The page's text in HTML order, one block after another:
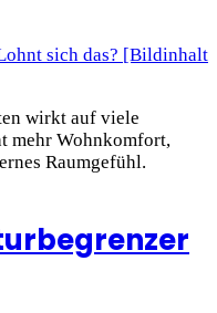
wirkt auf viele
mehr Wohnkomfort,
Raumgefühl.